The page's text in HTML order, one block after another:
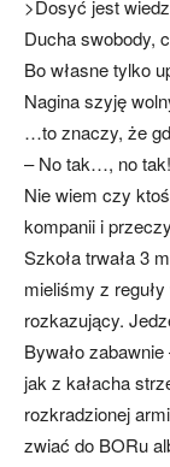
>Dosyć jest
Ducha swobody,
Bo własne tylko
Nagina szyję
…to znaczy, że
– No tak…, no
Nie wiem czy
kompanii i
Szkoła trwała 3
mieliśmy z
rozkazujący.
Bywało zabawnie
jak z kałacha
rozkradzionej
zwiać do BORu